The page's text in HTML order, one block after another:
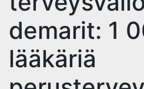
demarit: 1
lääkäriä